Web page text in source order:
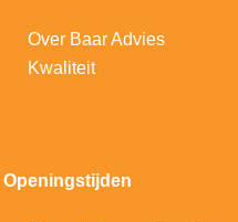
Over Baar Advies
Kwaliteit
Openingstijden